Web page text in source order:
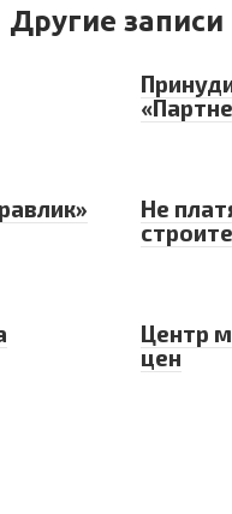
Другие записи
Не
Центр
цен